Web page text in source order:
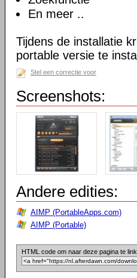
En meer ..
Tijdens de installatie
portable versie te
Stel een correctie voor
Screenshots:
Andere edities:
AIMP (PortableApps.com)
AIMP (Portable)
HTML code om naar deze pagina te